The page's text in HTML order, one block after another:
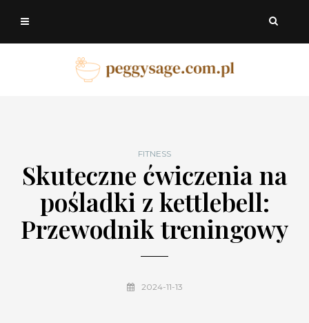
FITNESS
Skuteczne ćwiczenia na
pośladki z kettlebell:
Przewodnik treningowy
2024-11-13